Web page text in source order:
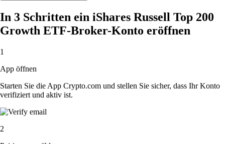
In 3 Schritten ein iShares Russell Top 200
Growth ETF-Broker-Konto eröffnen
1
App öffnen
Starten Sie die App Crypto.com und stellen Sie sicher, dass Ihr Konto
verifiziert und aktiv ist.
2